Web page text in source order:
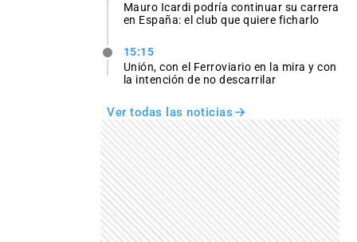
Mauro Icardi podría continuar su carrera
en España: el club que quiere ficharlo
15:15
Unión, con el Ferroviario en la mira y con
la intención de no descarrilar
Ver todas las noticias